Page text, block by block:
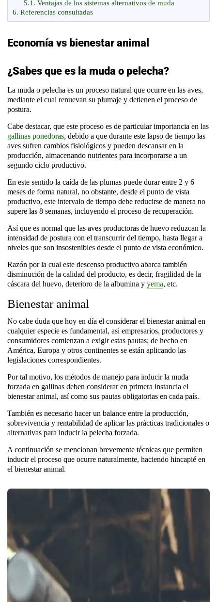
Forrajes
Ovinos
y
Cosecha
5.1. Ventajas de los sistemas alternativos de muda
6. Referencias consultadas
Economía vs bienestar animal
¿Sabes que es la muda o pelecha?
La muda o pelecha es un proceso natural que ocurre en las aves,
mediante el cual renuevan su plumaje y detienen el proceso de
postura.
Cabe destacar, que este proceso es de particular importancia en las
gallinas ponedoras, debido a que durante este lapso de tiempo las
aves sufren cambios fisiológicos y pueden descansar en la
producción, almacenando nutrientes para incorporarse a un
segundo ciclo productivo.
En este sentido la caída de las plumas puede durar entre 2 y 6
meses de forma natural, no obstante, desde el punto de vista
productivo, este intervalo de tiempo debe reducirse de manera no
supere las 8 semanas, incluyendo el proceso de recuperación.
Así que es normal que las aves productoras de huevo reduzcan la
intensidad de postura con el transcurrir del tiempo, hasta llegar a
niveles que son insostenibles desde el punto de vista económico.
Razón por la cual este descenso productivo abarca también
disminución de la calidad del producto, es decir, fragilidad de la
cáscara del huevo, deterioro de la albumina y yema, etc.
Bienestar animal
No cabe duda que hoy en día el considerar el bienestar animal en
cualquier especie es fundamental, así empresarios, productores y
consumidores comienzan a exigir estas pautas; de hecho en
América, Europa y otros continentes se están aplicando las
legislaciones correspondientes.
Por tal motivo, los métodos de manejo para inducir la muda
forzada en gallinas deben considerar en primera instancia el
bienestar animal, así como sus pautas obligatorias en cada país.
También es necesario hacer un balance entre la producción,
sobrevivencia y rentabilidad de aplicar las prácticas tradicionales o
alternativas para inducir la pelecha forzada.
A continuación se mencionan brevemente técnicas que permiten
inducir el proceso que ocurre naturalmente, haciendo hincapié en
el bienestar animal.